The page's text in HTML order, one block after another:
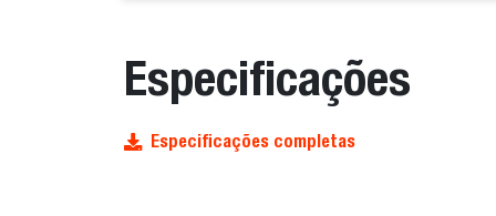
Especificações
Especificações completas